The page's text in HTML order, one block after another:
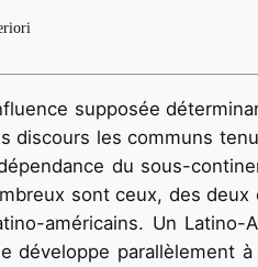
supposée
discours les communs
du sous-
sont ceux, des deux
américains. Un Latino-
développe parallèlement